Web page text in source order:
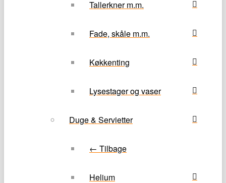
Tallerkner m.m.
Fade, skåle m.m.
Køkkenting
Lysestager og vaser
Duge & Servietter
← Tilbage
Helium